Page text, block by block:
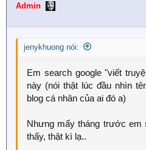
i
n
s
Admin
jenykhuong nói:
Em search google "viết
này (nói thật lúc đầu nhìn
blog cá nhân của ai đó a)
Nhưng mấy tháng trước em
thấy, thật kì lạ..